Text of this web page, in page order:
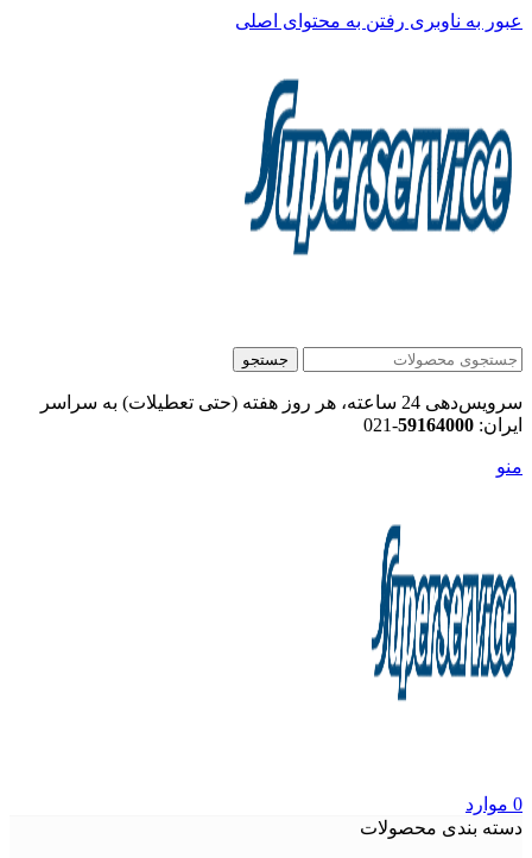
عبور به ناوبری رفتن به محتوای اصلی
جستجو
سرویس‌دهی 24 ساعته، هر روز هفته (حتی تعطیلات) به سراسر
ایران: 59164000
-021
منو
0 موارد
دسته بندی محصولات